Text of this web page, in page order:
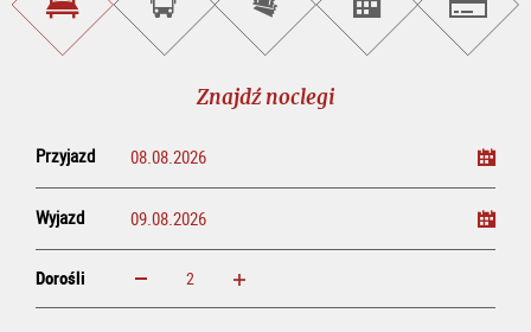
Znajdź
noclegi
Rezerwacja
wycieczek
Kup
bilety
on-
Szukaj
imprez
Znajdź noclegi
Przyjazd
Wyjazd
Dorośli powiększ zmniejsz